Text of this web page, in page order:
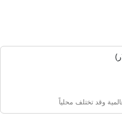
وقد تختلف محلياً